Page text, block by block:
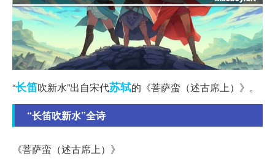
“长笛吹新水”出自宋代苏轼的《菩萨蛮（述古席上）》。
“长笛吹新水”全诗
《菩萨蛮（述古席上）》